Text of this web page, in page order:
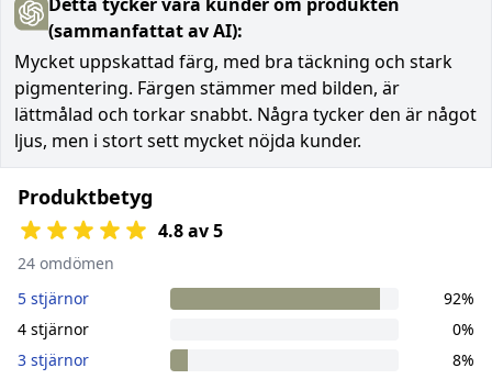
(sammanfattat av AI):
Mycket uppskattad färg, med bra täckning och stark
pigmentering. Färgen stämmer med bilden, är
lättmålad och torkar snabbt. Några tycker den är något
ljus, men i stort sett mycket nöjda kunder.
Produktbetyg
4.8 av 5
24 omdömen
5 stjärnor
92%
4 stjärnor
0%
3 stjärnor
8%